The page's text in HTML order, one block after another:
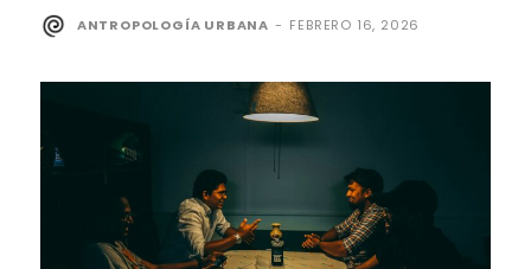
ANTROPOLOGÍA URBANA - FEBRERO 16, 2026